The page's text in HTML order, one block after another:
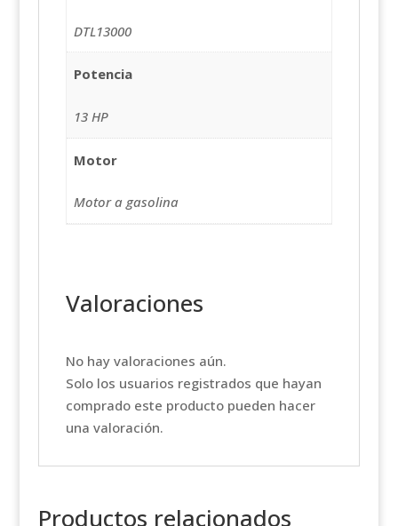
DTL13000
Potencia
13 HP
Motor
Motor a gasolina
Valoraciones
No hay valoraciones aún.
Solo los usuarios registrados que hayan
comprado este producto pueden hacer
una valoración.
Productos relacionados